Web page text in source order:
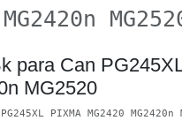
Bk para
MG2420n